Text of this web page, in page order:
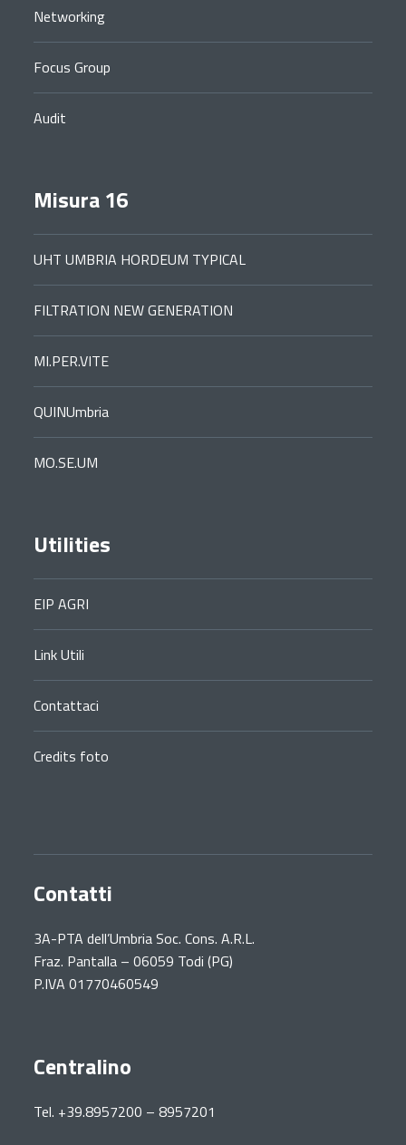
Networking
Focus Group
Audit
Misura 16
UHT UMBRIA HORDEUM TYPICAL
FILTRATION NEW GENERATION
MI.PER.VITE
QUINUmbria
MO.SE.UM
Utilities
EIP AGRI
Link Utili
Contattaci
Credits foto
Contatti
3A-PTA dell’Umbria Soc. Cons. A.R.L.
Fraz. Pantalla – 06059 Todi (PG)
P.IVA 01770460549
Centralino
Tel. +39.8957200 – 8957201